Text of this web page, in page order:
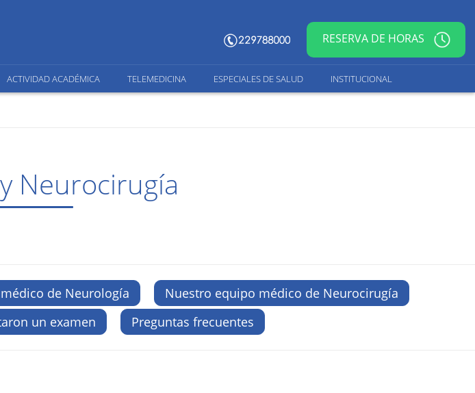
RESERVA DE HORAS
ACTIVIDAD ACADÉMICA TELEMEDICINA ESPECIALES DE SALUD INSTITUCIONAL
Neurocirugía
de Neurología
Nuestro equipo médico de Neurocirugía
un examen Preguntas frecuentes